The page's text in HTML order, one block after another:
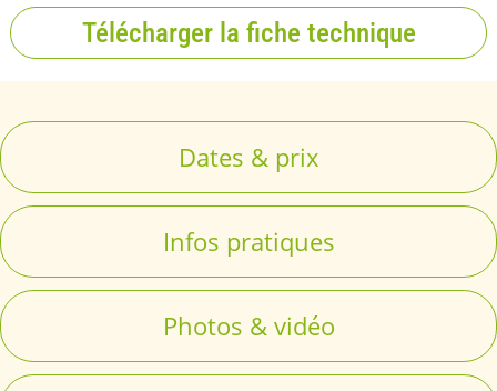
Télécharger la fiche technique
Dates & prix
Infos pratiques
Photos & vidéo